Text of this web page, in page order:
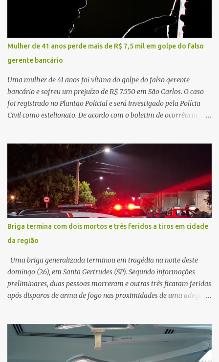
Federal tem ampliado investimentos destinados ao fortalecimento
da atenção básica, da infraestrutura hospitalar e da
regionalização dos serviços de saúde. Entretanto, em um cenário
de demandas crescentes e recursos necessariamente limitados, a
principal missão da gestão pública não é apenas investir mais,
mas decidir melhor onde investir para produzir o maior benefício
possível à população. Essa reflexão encontra respaldo tanto na
teoria da admini...
Mulher de 41 anos perde mais de R$ 7,5 mil em golpe do falso
gerente bancário
Uma mulher de 41 anos foi vítima do golpe do falso gerente
bancário e sofreu um prejuízo de R$ 7.550 em São Carlos. O caso
foi registrado no Plantão Policial e será investigado pela Polícia
Civil como estelionato. De acordo com o boletim de ocorrência, a
suspeito alegou que seria necessário atualizar o cadastro da conta
e passou a orientar a vítima sobre os procedimentos que deveriam
ser realizados. Dias depois, o golpista enviou um documento em
PDF simulando uma comunicação oficial da instituição financeira.
Na sequência, entrou em contato por telefone e encaminhou um
link, orientando a vítima a acessá-lo pelo computador para
concluir a suposta atualização cadastral. Após realizar o
procedimento, a conta bancária ficou bloqueada por algumas
horas. Sem conseguir acessar o sistema, a vítima tentou
novamente contato com o suposto gerente, mas não obteve
resposta. Na segunda-fe...
Briga termina com dois mortos e três feridos a tiros em cidade
da região
Uma briga generalizada terminou em tragédia na noite deste
domingo (26), em Santa Gertrudes (SP). Segundo informações
preliminares, duas pessoas morreram e outras três ficaram feridas
após disparos de arma de fogo nas proximidades de uma adega. O
começado dentro do estabelecimento e se estendido para a área
externa, quando dois homens armados passaram a efetuar
diversos disparos. Duas vítimas morreram ainda no local. Outras